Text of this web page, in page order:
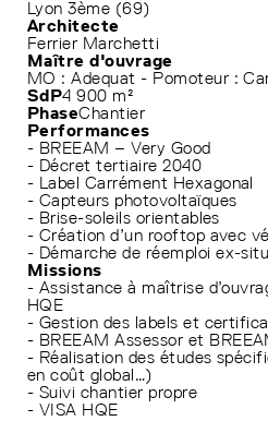
Lyon 3ème (69)
Architecte
Ferrier Marchetti
Maître d'ouvrage
MO : Adequat - Pomoteur :
SdP4 900 m²
PhaseChantier
Performances
- BREEAM – Very Good
- Décret tertiaire 2040
- Label Carrément Hexagonal
- Capteurs photovoltaïques
- Brise-soleils orientables
- Création d’un rooftop avec
- Démarche de réemploi ex-situ
Missions
- Assistance à maîtrise
HQE
- Gestion des labels et
- BREEAM Assessor et
- Réalisation des études
en coût global…)
- Suivi chantier propre
- VISA HQE